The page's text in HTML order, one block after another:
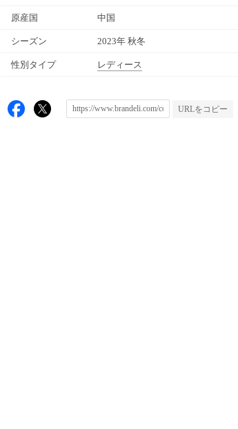
原産国 中国
シーズン 2023年 秋冬
性別タイプ レディース
URLをコピー